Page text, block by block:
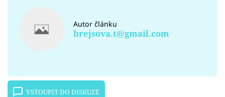
Autor článku
brejsova.t@gmail.com
VSTOUPIT DO DISKUZE